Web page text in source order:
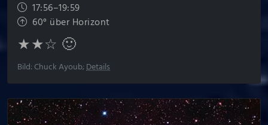
17:56–19:59
60° über Horizont
★★☆ 🙂
Bild: Chuck Ayoub;Details